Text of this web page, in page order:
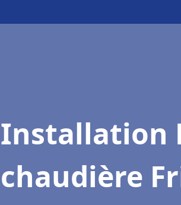
Installation
chaudière